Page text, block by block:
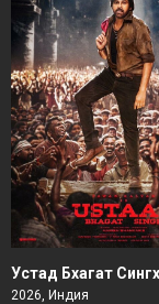
Устад Бхагат Сингх
2026, Индия